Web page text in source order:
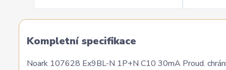
Kompletní specifikace
Noark 107628 Ex9BL-N 1P+N C10 30mA Proud.